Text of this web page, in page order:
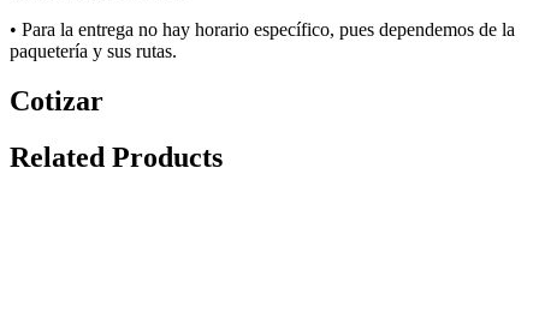
• Para la entrega no hay horario específico, pues dependemos de la
paquetería y sus rutas.
Cotizar
Related Products